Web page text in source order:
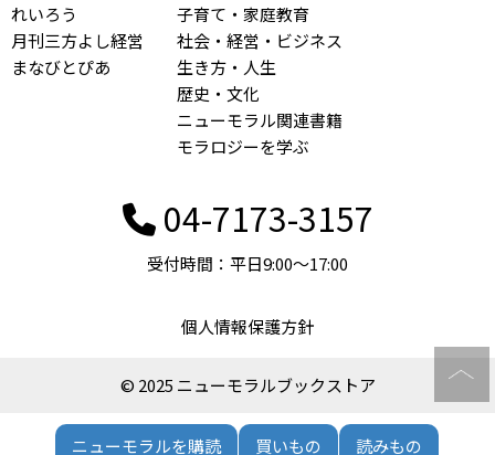
れいろう
月刊三方よし経営
まなびとぴあ
子育て・家庭教育
社会・経営・ビジネス
生き方・人生
歴史・文化
ニューモラル関連書籍
モラロジーを学ぶ
04-7173-3157
受付時間：平日9:00〜17:00
個人情報保護方針
© 2025 ニューモラルブックストア
ニューモラルを購読 買いもの 読みもの